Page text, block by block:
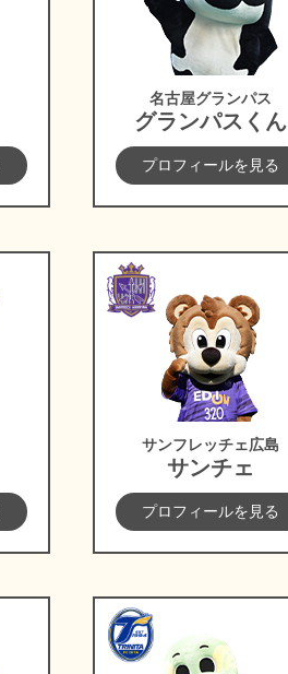
名古屋グランパス
グランパスくん
プロフィールを見る
サンフレッチェ広島
サンチェ
プロフィールを見る